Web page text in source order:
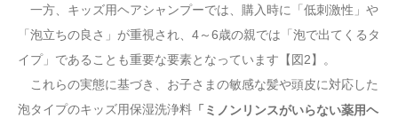
一方、キッズ用ヘアシャンプーでは、購入時に「低刺激性」や
「泡立ちの良さ」が重視され、4～6歳の親では「泡で出てくるタ
イプ」であることも重要な要素となっています【図2】。
これらの実態に基づき、お子さまの敏感な髪や頭皮に対応した
泡タイプのキッズ用保湿洗浄料 「ミノンリンスがいらない薬用ヘ